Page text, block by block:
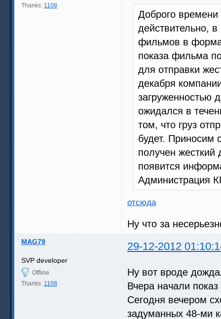
Thanks: 1108
Доброго
действительно,
фильмов в
показа фильма
для отправки
декабря
загруженностью
ожидался в
том, что груз
будет. Приносим
получен жесткий
появится
Администрация
отсюда
Ну что за
MAG79 29-12-2012
SVP developer
Offline
Thanks: 1108
Ну вот вроде
Вчера начали
Сегодня вечером
задуманных 48-ми